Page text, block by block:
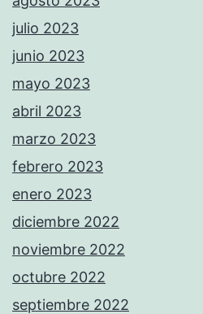
julio 2023
junio 2023
mayo 2023
abril 2023
marzo 2023
febrero 2023
enero 2023
diciembre 2022
noviembre 2022
octubre 2022
septiembre 2022